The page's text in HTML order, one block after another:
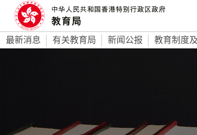
最新消息 有关教育局 新闻公报 教育制度